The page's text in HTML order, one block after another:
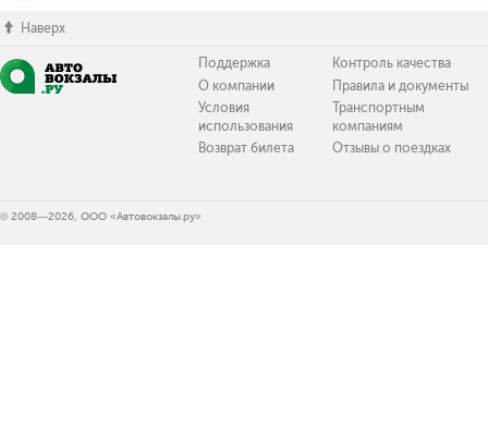
Наверх
Поддержка
О компании
Условия
использования
Возврат билета
Контроль качества
Правила и документы
Транспортным
компаниям
Отзывы о поездках
© 2008—2026, ООО «Автовокзалы.ру»